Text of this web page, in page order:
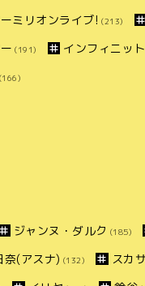
ミリオンライブ! (213)
(191) インフィニッ
(166)
ジャンヌ・ダルク (185)
奈(アスナ) (132) スカ